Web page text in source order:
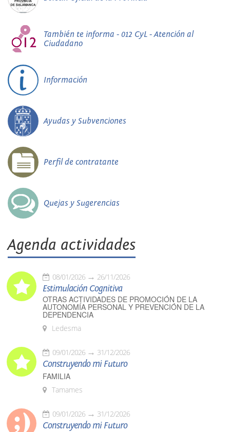
También te informa - 012 CyL - Atención al
Ciudadano
Información
Ayudas y Subvenciones
Perfil de contratante
Quejas y Sugerencias
Agenda actividades
08/01/2026 26/11/2026
Estimulación Cognitiva
OTRAS ACTIVIDADES DE PROMOCIÓN DE LA
AUTONOMÍA PERSONAL Y PREVENCIÓN DE LA
DEPENDENCIA
Ledesma
09/01/2026 31/12/2026
Construyendo mi Futuro
FAMILIA
Tamames
09/01/2026 31/12/2026
Construyendo mi Futuro